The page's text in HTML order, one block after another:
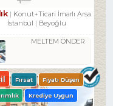
Konut+Ticari İmarlı Arsa
İstanbul
Beyoğlu
MELTEM ÖNDER
Fırsat Fiyatı Düşen
Krediye Uygun